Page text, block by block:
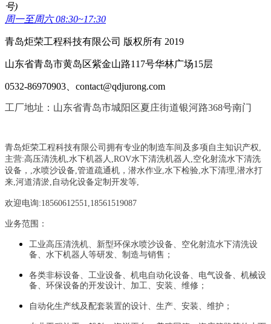
号)
周一至周六 08:30~17:30
青岛炬荣工程科技有限公司 版权所有 2019
山东省青岛市黄岛区紫金山路117号华林广场15层
0532-86970903、contact@qdjurong.com
工厂地址：山东省青岛市城阳区夏庄街道银河路368号南门
青岛炬荣工程科技有限公司拥有专业的制造车间及多项自主知识产权,
主营:高压清洗机,水下机器人,ROV水下清洗机器人,空化射流水下清洗
设备， ,水喷沙设备,管道疏通机 ， 潜水作业,水下检验,水下清理,潜水打
来,河道清淤,自动化设备定制开发等,
欢迎电询:18560612551,18561519087
业务范围：
工业高压清洗机、新型环保水喷沙设备、空化射流水下清洗设
备、水下机器人等研发、制造与销售；
各类非标设备、工业设备、机电自动化设备、电气设备、机械设
备、环保设备的开发设计、加工、安装、维修；
自动化生产线及配套装置的设计、生产、安装、维护；